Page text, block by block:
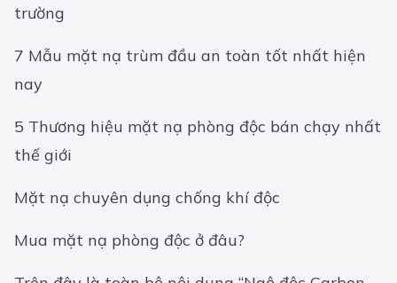
trường
7 Mẫu mặt nạ trùm đầu an toàn tốt nhất hiện
nay
5 Thương hiệu mặt nạ phòng độc bán chạy nhất
thế giới
Mặt nạ chuyên dụng chống khí độc
Mua mặt nạ phòng độc ở đâu?